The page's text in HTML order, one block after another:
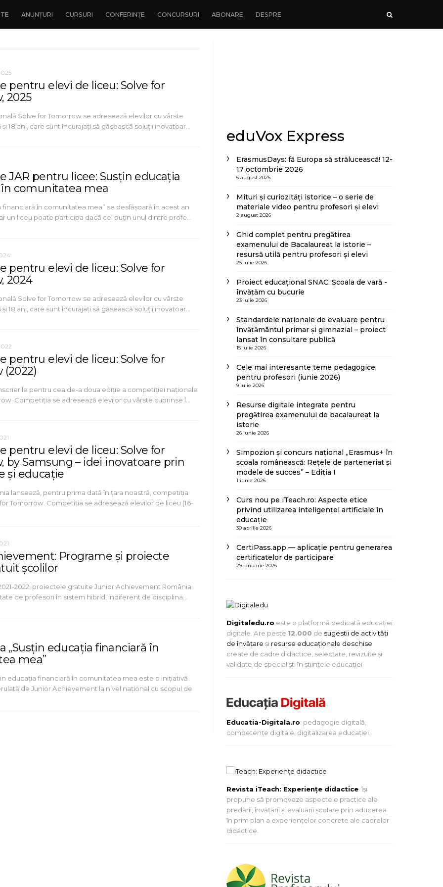
ANUNȚURI CURSURI CONFERINȚE CONCURSURI ABONARE DESPRE
pentru elevi de liceu: Solve for
2025
Solve for Tomorrow se adresează elevilor cu vârste
18 ani, care sunt încurajați să găsească soluții inovatoar…
JAR pentru licee: Susțin educația
comunitatea mea
financiară în comunitatea mea” se desfășoară în acest an
un liceu poate participa dacă cel puțin unul dintre profe…
pentru elevi de liceu: Solve for
2024
Solve for Tomorrow se adresează elevilor cu vârste
18 ani, care sunt încurajați să găsească soluții inovatoar…
pentru elevi de liceu: Solve for
pentru cea de-a doua ediție a competiției naționale
Competiția se adresează elevilor cu vârste cuprinse î…
pentru elevi de liceu: Solve for
by Samsung – idei inovatoare prin
și educație
lansează, pentru prima dată în țara noastră, competiția
Tomorrow. Competiția se adresează elevilor de liceu (16-
Programe și proiecte
școlilor
2022, proiectele gratuite Junior Achievement România
de profesori în sistem hibrid, indiferent de disciplina…
„Susțin educația financiară în
mea”
educația financiară în comunitatea mea este o inițiativă
de Junior Achievement la nivel național cu scopul de
eduVox Express
ErasmusDays: fă Europa să strălucească! 12-
17 octombrie 2026
6 august 2026
Mituri și curiozități istorice – o serie de
materiale video pentru profesori și elevi
2 august 2026
Ghid complet pentru pregătirea
examenului de Bacalaureat la istorie –
resursă utilă pentru profesori și elevi
25 iulie 2026
Proiect educațional SNAC: Școala de vară -
învățăm cu bucurie
23 iulie 2026
Standardele naționale de evaluare pentru
învățământul primar și gimnazial – proiect
lansat în consultare publică
15 iulie 2026
Cele mai interesante teme pedagogice
pentru profesori (iunie 2026)
9 iulie 2026
Resurse digitale integrate pentru
pregătirea examenului de bacalaureat la
istorie
26 iunie 2026
Simpozion și concurs național „Erasmus+ în
școala românească: Rețele de parteneriat și
modele de succes” – Ediția I
1 iunie 2026
Curs nou pe iTeach.ro: Aspecte etice
privind utilizarea inteligenței artificiale în
educație
30 aprilie 2026
CertiPass.app — aplicație pentru generarea
certificatelor de participare
29 ianuarie 2026
Digitaledu.ro este o platformă dedicată educației
digitale. Are peste 12.000 de sugestii de activități
de învățare și resurse educaționale deschise
create de cadre didactice, selectate, revizuite și
validate de specialiști în științele educației.
Educatia-Digitala.ro: pedagogie digitală,
competențe digitale, digitalizarea educației.
Revista iTeach: Experienţe didactice îşi
propune să promoveze aspectele practice ale
predării, învăţării şi evaluării şcolare prin aducerea
în prim plan a experienţelor concrete ale cadrelor
didactice.